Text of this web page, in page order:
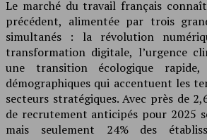
Le marché du travail français
précédent, alimentée par trois
simultanés : la révolution
transformation digitale, l’urgence
une transition écologique
démographiques qui accentuent les
secteurs stratégiques. Avec près de
de recrutement anticipés pour 2025
mais seulement 24% des